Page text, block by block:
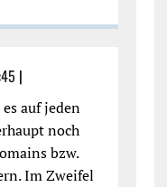
|
auf jeden
noch
bzw.
Im Zweifel